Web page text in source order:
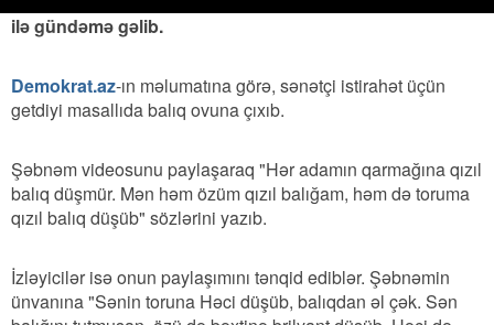
ilə gündəmə gəlib.
Demokrat.az-ın məlumatına görə, sənətçi istirahət üçün
getdiyi masallıda balıq ovuna çıxıb.
Şəbnəm videosunu paylaşaraq "Hər adamın qarmağına qızıl
balıq düşmür. Mən həm özüm qızıl balığam, həm də toruma
qızıl balıq düşüb" sözlərini yazıb.
İzləyicilər isə onun paylaşımını tənqid ediblər. Şəbnəmin
ünvanına "Sənin toruna Həci düşüb, balıqdan əl çək. Sən